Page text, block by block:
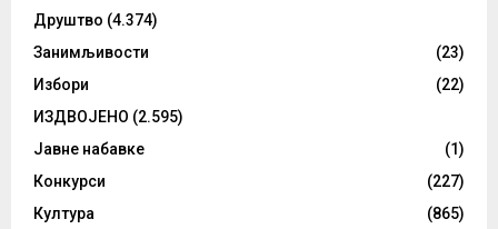
Друштво (4.374)
Занимљивости
(23)
Избори
(22)
ИЗДВОЈЕНО (2.595)
Јавне набавке
(1)
Конкурси
(227)
Култура
(865)